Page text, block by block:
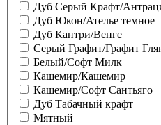
Дуб Серый Крафт/
Дуб Юкон/Ателье темное
Дуб Кантри/Венге
Серый Графит/Графит
Белый/Софт Милк
Кашемир/Кашемир
Кашемир/Софт Сантьяго
Дуб Табачный крафт
Мятный